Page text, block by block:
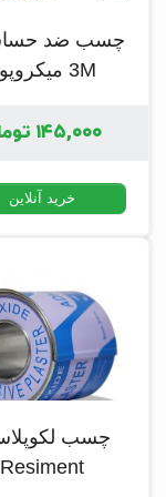
چسب ضد
3M میکروپور
۱۴۵,۰۰۰
خرید آنلاین
چسب
Resiment